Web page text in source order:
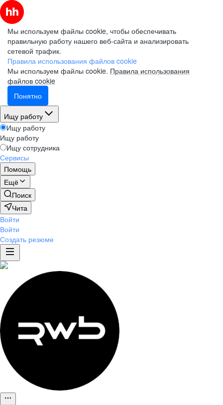
Мы используем файлы cookie, чтобы обеспечивать
правильную работу нашего веб-сайта и анализировать
сетевой трафик.
Правила использования файлов cookie
Мы используем файлы cookie. Правила использования
файлов cookie
Понятно
Ищу работу
Ищу работу
Ищу работу
Ищу сотрудника
Сервисы
Помощь
Ещё
Поиск
Чита
Войти
Войти
Создать резюме